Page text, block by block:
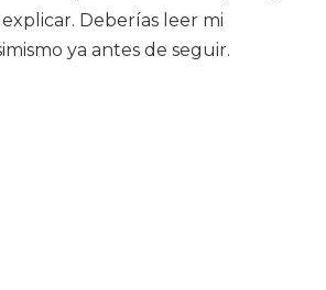
Deberías leer mi
ya antes de seguir.